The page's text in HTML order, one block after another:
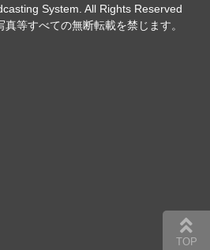
System. All Rights Reserved
等すべての無断転載を禁じます。